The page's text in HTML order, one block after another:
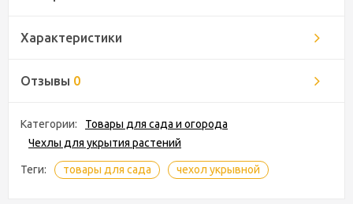
Характеристики
Отзывы 0
Категории:
Товары для сада и огорода
Чехлы для укрытия растений
Теги: товары для сада чехол укрывной